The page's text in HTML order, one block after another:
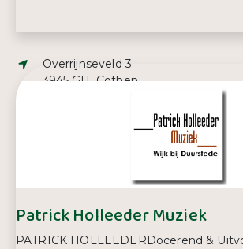
Adres:
Overrijnseveld 3
3945 GH, Cothen
Patrick Holleeder Muziek
PATRICK HOLLEEDERDocerend &